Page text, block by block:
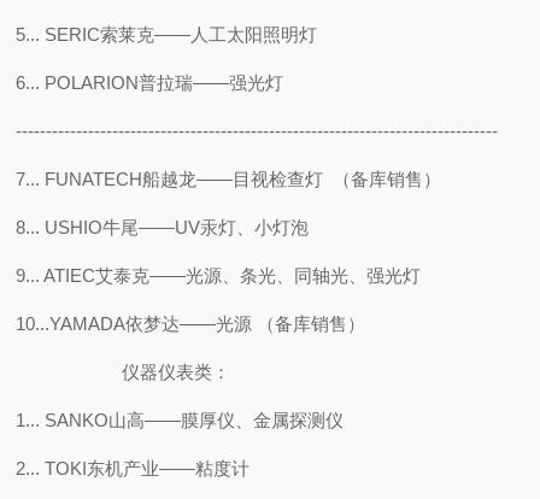
5... SERIC索莱克——人工太阳照明灯
6... POLARION普拉瑞——强光灯
--------------------------------------------------------------------------------
7... FUNATECH船越龙——目视检查灯 （备库销售）
8... USHIO牛尾——UV汞灯、小灯泡
9... ATIEC艾泰克——光源、条光、同轴光、强光灯
10...YAMADA依梦达——光源 （备库销售）
仪器仪表类：
1... SANKO山高——膜厚仪、金属探测仪
2... TOKI东机产业——粘度计